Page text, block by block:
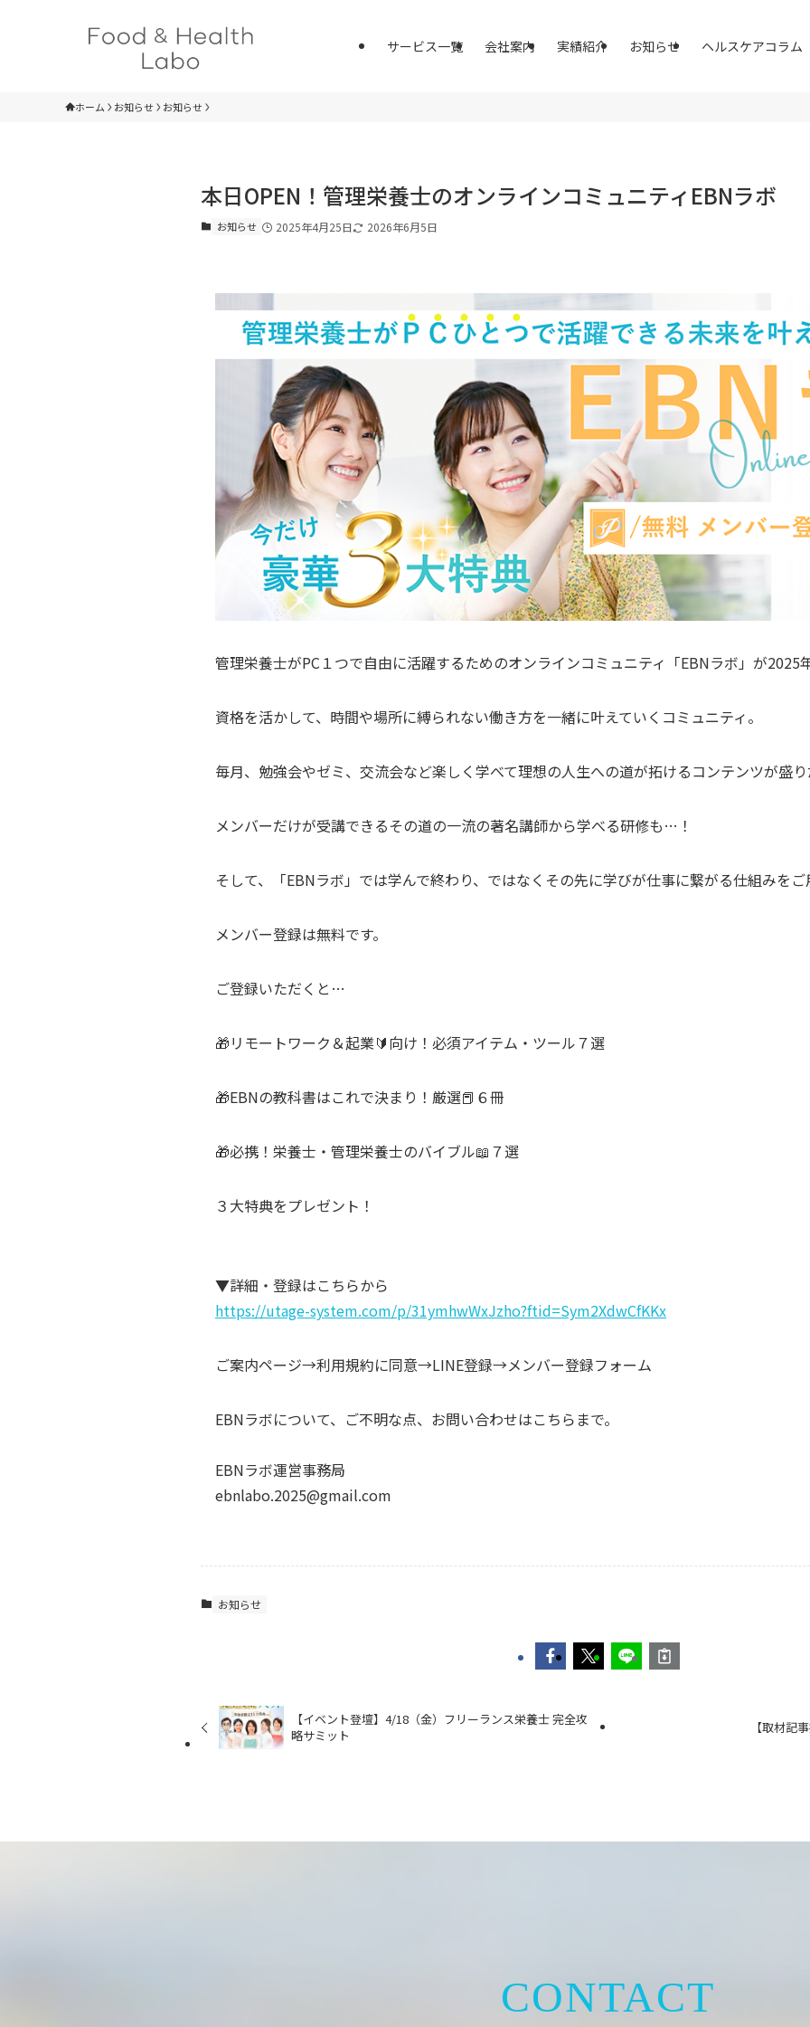
サービス一覧 会社案内 実績紹介 お知らせ ヘルスケアコラム
ホーム お知らせ お知らせ
本日OPEN！管理栄養士のオンラインコミュニティEBNラボ
お知らせ 2025年4月25日 2026年6月5日
管理栄養士がPC１つで自由に活躍するためのオンラインコミュニティ「EBNラボ」が2025
資格を活かして、時間や場所に縛られない働き方を一緒に叶えていくコミュニティ。
毎月、勉強会やゼミ、交流会など楽しく学べて理想の人生への道が拓けるコンテンツが盛り
メンバーだけが受講できるその道の一流の著名講師から学べる研修も…！
そして、「EBNラボ」では学んで終わり、ではなくその先に学びが仕事に繋がる仕組みをご
メンバー登録は無料です。
ご登録いただくと…
🎁リモートワーク＆起業🔰向け！必須アイテム・ツール７選
🎁EBNの教科書はこれで決まり！厳選📕６冊
🎁必携！栄養士・管理栄養士のバイブル📖７選
３大特典をプレゼント！
▼詳細・登録はこちらから
https://utage-system.com/p/31ymhwWxJzho?ftid=Sym2XdwCfKKx
ご案内ページ→利用規約に同意→LINE登録→メンバー登録フォーム
EBNラボについて、ご不明な点、お問い合わせはこちらまで。
EBNラボ運営事務局
ebnlabo.2025@gmail.com
お知らせ
【イベント登壇】4/18（金）フリーランス栄養士 完全攻
略サミット
【取材記
CONTACT